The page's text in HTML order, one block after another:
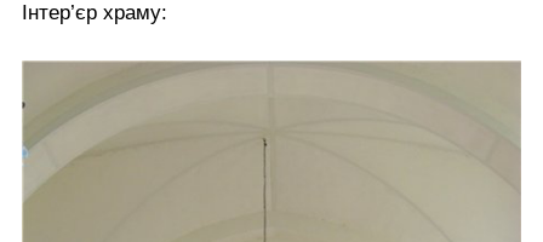
Інтер’єр храму: